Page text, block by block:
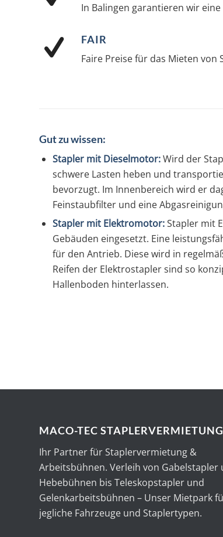
In Balingen garantieren wir
FAIR
Faire Preise für das Mieten
Gut zu wissen:
Stapler mit Dieselmotor:Wird der
schwere Lasten heben und
bevorzugt. Im Innenbereich wird er
Feinstaubfilter und eine
Stapler mit Elektromotor:Stapler mit
Gebäuden eingesetzt. Eine
für den Antrieb. Diese wird in
Reifen der Elektrostapler sind so
Hallenboden hinterlassen.
MACO-TEC STAPLERVERMIETUNG
Ihr Partner für Staplervermietung &
Arbeitsbühnen. Verleih von Gabelstapler
Hebebühnen bis Teleskopstapler und
Gelenkarbeitsbühnen – Unser Mietpark
jegliche Fahrzeuge und Staplertypen.